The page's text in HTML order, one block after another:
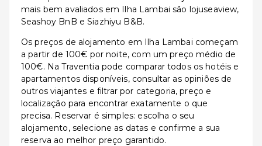
mais bem avaliados em Ilha Lambai são lojuseaview,
Seashoy BnB e Siazhiyu B&B.
Os preços de alojamento em Ilha Lambai começam
a partir de 100€ por noite, com um preço médio de
100€. Na Traventia pode comparar todos os hotéis e
apartamentos disponíveis, consultar as opiniões de
outros viajantes e filtrar por categoria, preço e
localização para encontrar exatamente o que
precisa. Reservar é simples: escolha o seu
alojamento, selecione as datas e confirme a sua
reserva ao melhor preço garantido.